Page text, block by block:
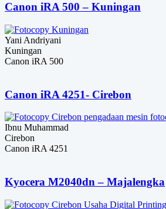
Canon iRA 500 – Kuningan
Yani Andriyani
Kuningan
Canon iRA 500
Canon iRA 4251- Cirebon
Ibnu Muhammad
Cirebon
Canon iRA 4251
Kyocera M2040dn – Majalengka